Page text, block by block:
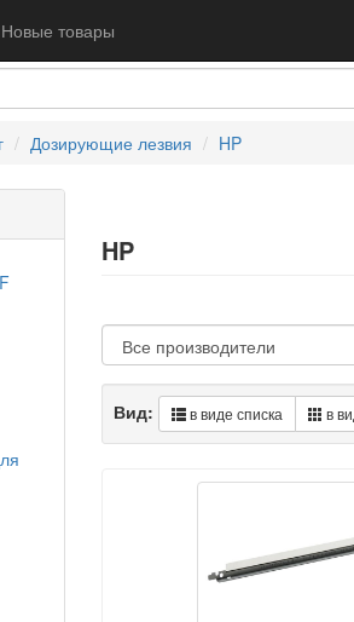
Новые товары
Дозирующие лезвия HP
HP
Вид: в виде списка в